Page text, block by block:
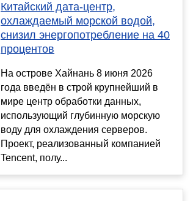
Китайский дата-центр,
охлаждаемый морской водой,
снизил энергопотребление на 40
процентов
На острове Хайнань 8 июня 2026
года введён в строй крупнейший в
мире центр обработки данных,
использующий глубинную морскую
воду для охлаждения серверов.
Проект, реализованный компанией
Tencent, полу...